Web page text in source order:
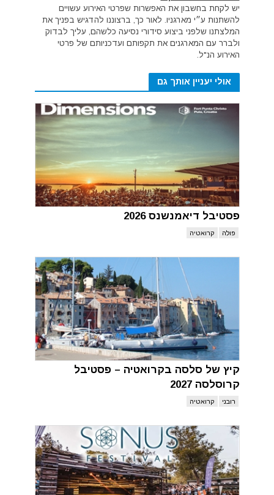
יש לקחת בחשבון את האפשרות שפרטי האירוע עשויים
להשתנות ע״י מארגניו. לאור כך, ברצוננו להדגיש בפניך את
המלצתנו שלפני ביצוע סידורי נסיעה כלשהם, עליך לבדוק
ולברר עם המארגנים את תקפותם ועדכניותם של פרטי
האירוע הנ"ל.
אולי יעניין אותך גם
פסטיבל דיאמנשנס 2026
פולה קרואטיה
קיץ של סלסה בקרואטיה – פסטיבל
קרוסלסה 2027
רובני קרואטיה